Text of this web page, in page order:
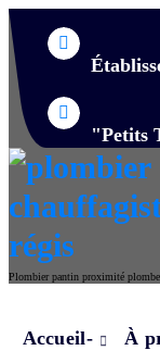
Skip
to
content
"Petits
Plombier pantin proximité
Accueil- À